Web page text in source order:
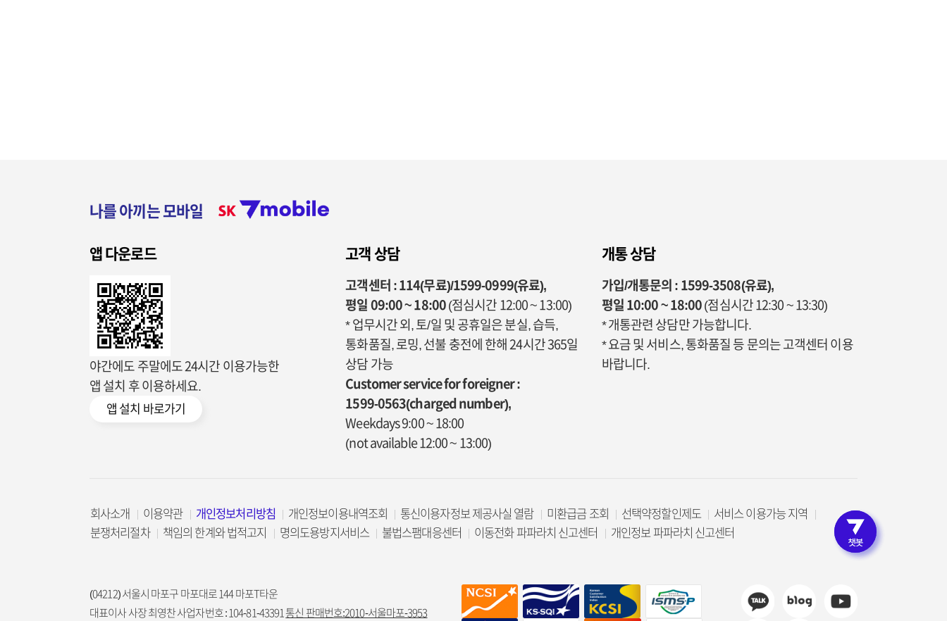
고객인증 없이 편리한 상
나를 아끼는 모바일
앱 다운로드
야간에도 주말에도 24시간 이용가능한
앱 설치 후 이용하세요.
앱 설치 바로가기
고객 상담
고객센터 : 114(무료)/1599-0999(유료),
평일 09:00 ~ 18:00 (점심시간 12:00 ~ 13:00)
* 업무시간 외, 토/일 및 공휴일은 분실, 습득,
통화품질, 로밍, 선불 충전에 한해 24시간 365일
상담 가능
Customer service for foreigner :
1599-0563(charged number),
Weekdays 9:00 ~ 18:00
(not available 12:00 ~ 13:00)
개통 상담
가입/개통문의 : 1599-3508(유료),
평일 10:00 ~ 18:00 (점심시간 12:30 ~ 13:30)
* 개통관련 상담만 가능합니다.
* 요금 및 서비스, 통화품질 등 문의는 고객센터 이용
바랍니다.
회사소개 이용약관 개인정보처리방침 개인정보이용내역조회 통신이용자정보 제공사실 열람 미환급금 조회 선택약정할인제도
서비스 이용가능 지역
분쟁처리절차
책임의 한계와 법적고지 명의도용방지서비스 불법스팸대응센터 이동전화 파파라치 신고센터 개인정보 파파라치 신고센터
(04212) 서울시 마포구 마포대로 144 마포T타운
대표이사 사장 최영찬 사업자번호 : 104-81-43391 통신 판매번호:2010-서울마포-3953